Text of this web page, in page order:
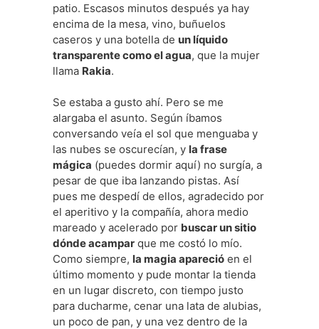
patio. Escasos minutos después ya hay
encima de la mesa, vino, buñuelos
caseros y una botella de un líquido
transparente como el agua, que la mujer
llama Rakia.
Se estaba a gusto ahí. Pero se me
alargaba el asunto. Según íbamos
conversando veía el sol que menguaba y
las nubes se oscurecían, y la frase
mágica (puedes dormir aquí) no surgía, a
pesar de que iba lanzando pistas. Así
pues me despedí de ellos, agradecido por
el aperitivo y la compañía, ahora medio
mareado y acelerado por buscar un sitio
dónde acampar que me costó lo mío.
Como siempre, la magia apareció en el
último momento y pude montar la tienda
en un lugar discreto, con tiempo justo
para ducharme, cenar una lata de alubias,
un poco de pan, y una vez dentro de la